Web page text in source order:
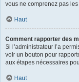
vous ne comprenez pas
Haut
Comment rapporter des
Si l’administrateur l’a
voir un bouton pour
aux étapes nécessaires
Haut